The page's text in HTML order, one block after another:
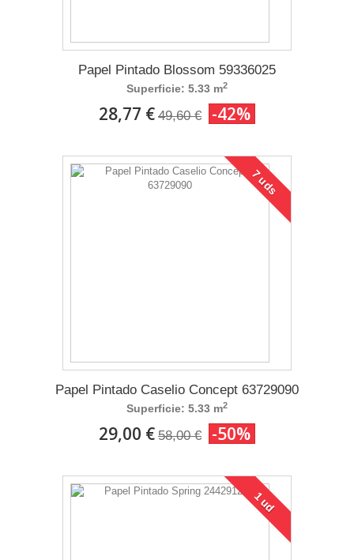
Papel Pintado Blossom 59336025
Superficie: 5.33 m2
28,77 € 49,60 € -42%
7 uds
Papel Pintado Caselio Concept 63729090
Superficie: 5.33 m2
29,00 € 58,00 € -50%
1 ud